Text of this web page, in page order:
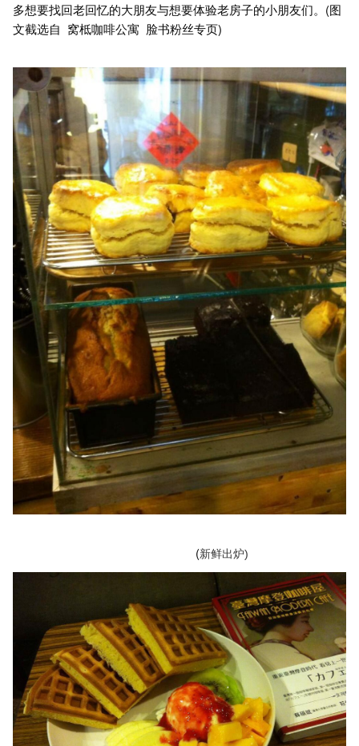
多想要找回老回忆的大朋友与想要体验老房子的小朋友们。(图
文截选自 窝柢咖啡公寓 脸书粉丝专页)
(新鲜出炉)